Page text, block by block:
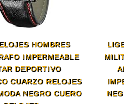
HOMBRES
IMPERMEABLE
DEPORTIVO
CUARZO RELOJES
NEGRO CUERO